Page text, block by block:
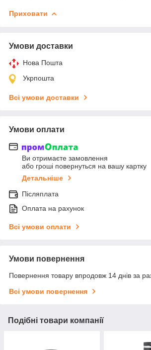
Приховати
Умови доставки
Нова Пошта
Укрпошта
Всі умови доставки
Умови оплати
Ви отримаєте замовлення
або гроші повернуться на вашу картку
Детальніше
Післяплата
Оплата на рахунок
Всі умови оплати
Умови повернення
Повернення товару впродовж 14 днів за
Всі умови повернення
Подібні товари компанії